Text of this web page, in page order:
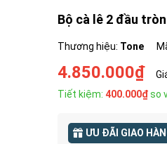
Bộ cà lê 2 đầu
Thương hiệu: Tone
4.850.000₫
Tiết kiệm: 400.000₫so
ƯU ĐÃI GIAO